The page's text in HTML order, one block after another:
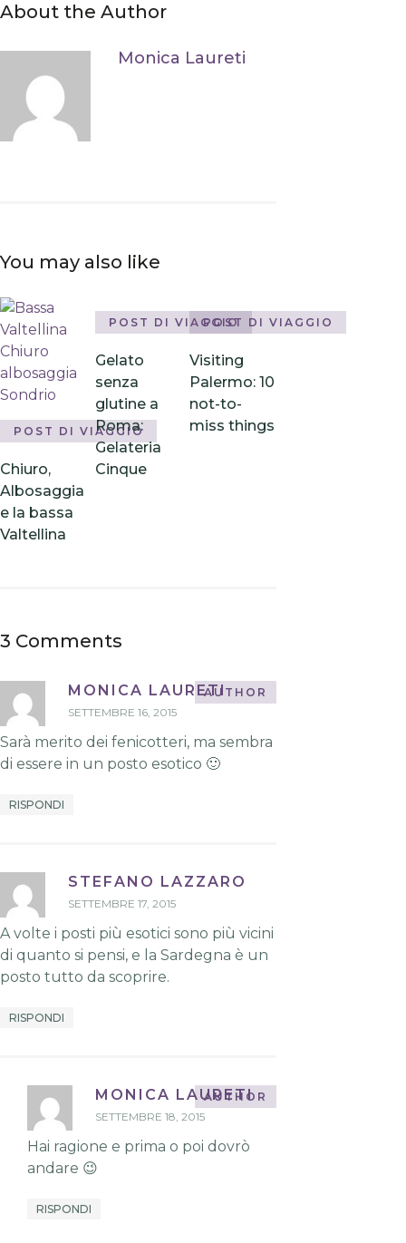
About the Author
Monica Laureti
You may also like
POST DI VIAGGIO
Chiuro,
Albosaggia
e la bassa
Valtellina
POST DI VIAGGIO
Gelato
senza
glutine a
Roma:
Gelateria
Cinque
POST DI VIAGGIO
Visiting
Palermo: 10
not-to-
miss things
3 Comments
MONICA LAURETI
SETTEMBRE 16, 2015
Sarà merito dei fenicotteri, ma sembra
di essere in un posto esotico 🙂
RISPONDI
STEFANO LAZZARO
SETTEMBRE 17, 2015
A volte i posti più esotici sono più vicini
di quanto si pensi, e la Sardegna è un
posto tutto da scoprire.
RISPONDI
MONICA LAURETI
SETTEMBRE 18, 2015
Hai ragione e prima o poi dovrò
andare 😉
RISPONDI